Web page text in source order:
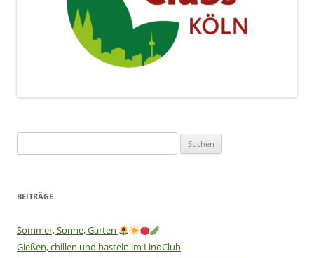
nach:
BEITRÄGE
Sommer, Sonne, Garten
Gießen, chillen und basteln im LinoClub